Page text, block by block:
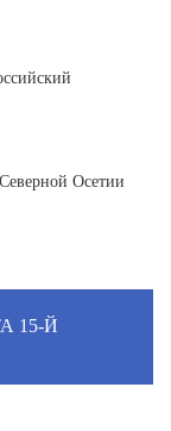
Осетии
15-Й